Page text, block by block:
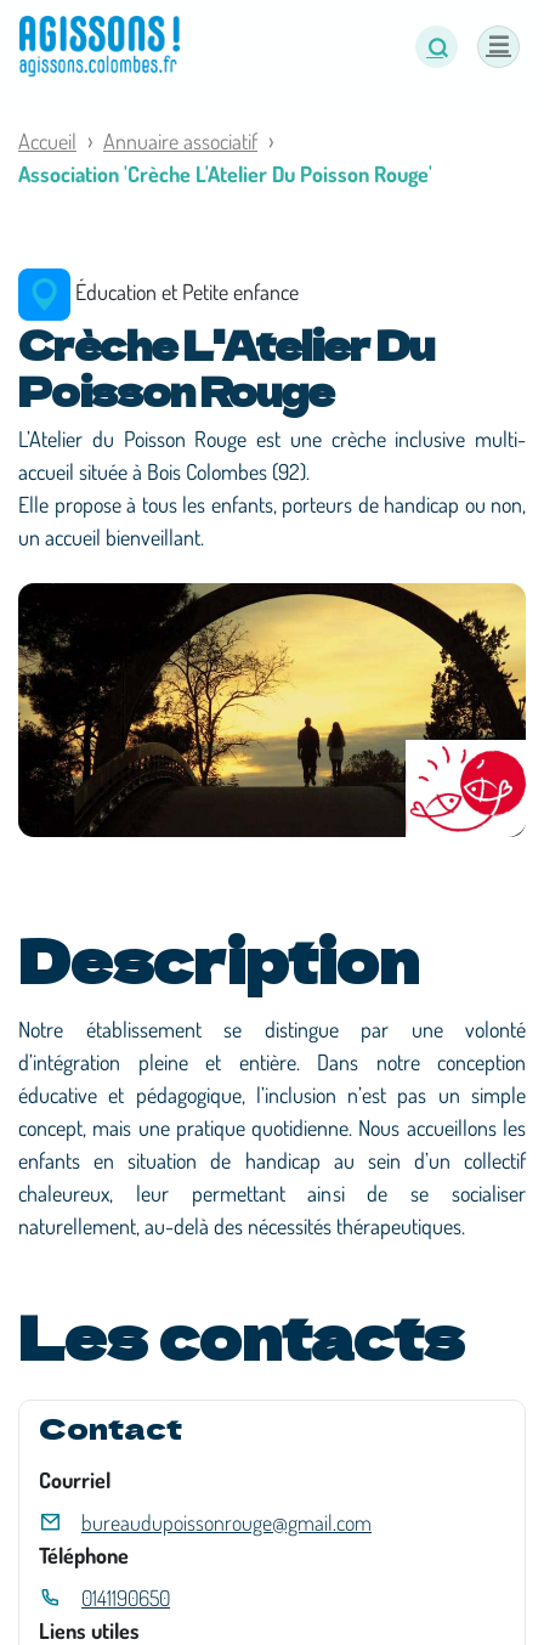
Accueil
Annuaire associatif
Association 'Crèche L'Atelier Du Poisson Rouge'
Éducation et Petite enfance
Crèche L'Atelier Du
Poisson Rouge
L’Atelier du Poisson Rouge est une crèche inclusive multi-
accueil située à Bois Colombes (92).
Elle propose à tous les enfants, porteurs de handicap ou non,
un accueil bienveillant.
Description
Notre établissement se distingue par une volonté
d’intégration pleine et entière. Dans notre conception
éducative et pédagogique, l’inclusion n’est pas un simple
concept, mais une pratique quotidienne. Nous accueillons les
enfants en situation de handicap au sein d’un collectif
chaleureux, leur permettant ainsi de se socialiser
naturellement, au-delà des nécessités thérapeutiques.
Les contacts
Contact
Courriel
bureaudupoissonrouge@gmail.com
Téléphone
0141190650
Liens utiles
Panneau de gestion des cookies